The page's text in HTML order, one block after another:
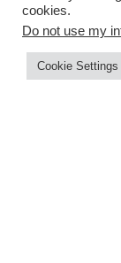
cookies.
Do not use my
Cookie Settings